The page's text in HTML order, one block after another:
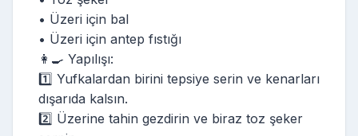
• Üzeri için bal
• Üzeri için antep fıstığı
👩‍🍳 Yapılışı:
1️⃣ Yufkalardan birini tepsiye serin ve kenarları
dışarıda kalsın.
2️⃣ Üzerine tahin gezdirin ve biraz toz şeker